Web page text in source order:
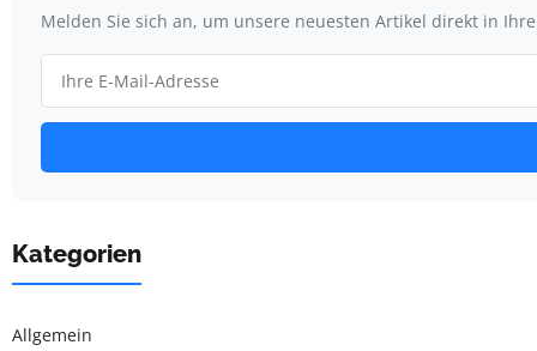
Melden Sie sich an, um unsere neuesten Artikel direkt in
Kategorien
Allgemein